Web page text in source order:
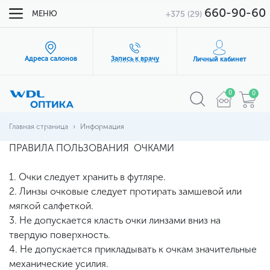
МЕНЮ +375 (29) 660-90-60
Адреса салонов Запись к врачу Личный кабинет
0 0
Главная страница Информация
ПРАВИЛА ПОЛЬЗОВАНИЯ ОЧКАМИ
1. Очки следует хранить в футляре.
2. Линзы очковые следует протирать замшевой или
мягкой салфеткой.
3. Не допускается класть очки линзами вниз на
твердую поверхность.
4. Не допускается прикладывать к очкам значительные
механические усилия.